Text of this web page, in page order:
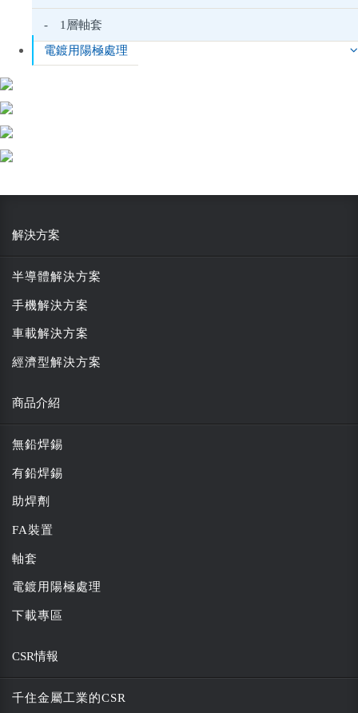
- 1層軸套
電鍍用陽極處理
解決方案
半導體解決方案
手機解決方案
車載解決方案
經濟型解決方案
商品介紹
無鉛焊錫
有鉛焊錫
助焊劑
FA裝置
軸套
電鍍用陽極處理
下載專區
CSR情報
千住金屬工業的CSR